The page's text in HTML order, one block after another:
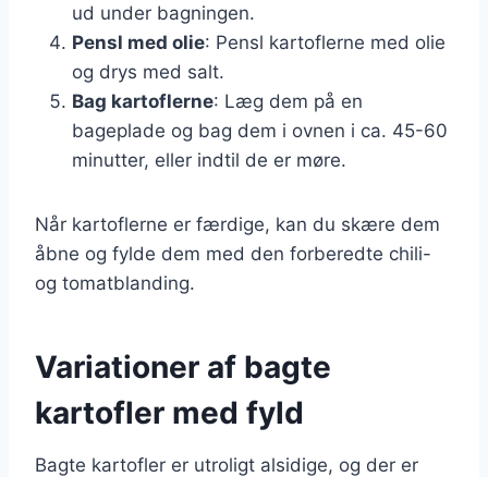
ud under bagningen.
Pensl med olie: Pensl kartoflerne med olie
og drys med salt.
Bag kartoflerne: Læg dem på en
bageplade og bag dem i ovnen i ca. 45-60
minutter, eller indtil de er møre.
Når kartoflerne er færdige, kan du skære dem
åbne og fylde dem med den forberedte chili-
og tomatblanding.
Variationer af bagte
kartofler med fyld
Bagte kartofler er utroligt alsidige, og der er